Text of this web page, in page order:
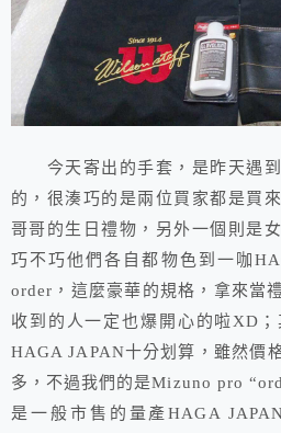
今天寄出的手套，是昨天遇到
的，很湊巧的是兩位買家都是買
哥哥的生日禮物，另外一個則是
巧不巧他們各自都物色到一咖
order，這麼豪華的規格，拿來當
收到的人一定也爆開心的啦XD
HAGA JAPAN十分划算，雖然價
多，不過我們的是Mizuno pro
是一般市售的量產HAGA